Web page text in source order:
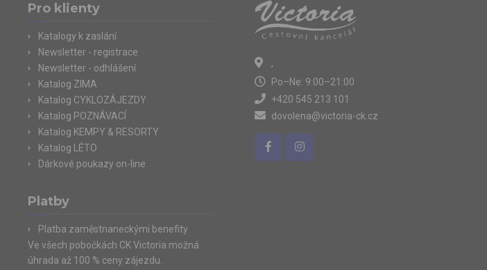
Pro klienty
Katalogy k zaslání
Newsletter - registrace
Newsletter - odhlášení
Katalog ZIMA
Katalog CYKLOZÁJEZDY
Katalog POZNÁVACÍ
Katalog KEMPY & RESORTY
Katalog LÉTO
Dárkové poukazy on-line
Platby
Platba zaměstnaneckými benefity
Ve všech pobočkách CK Victoria možná
úhrada až 100 % ceny zájezdu.
,
Po–Ne: 9:00–21:00
+420 545 213 101
dovolena@victoria-ck.cz